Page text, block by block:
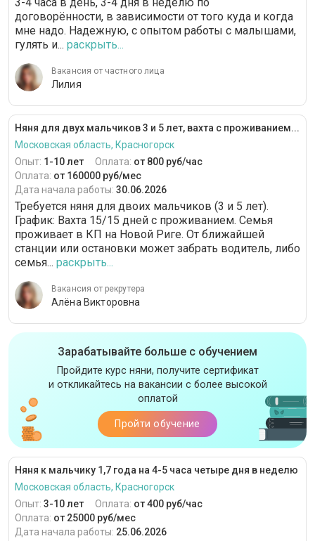
договорённости, в зависимости от того куда и когда
мне надо. Надежную, с опытом работы с малышами,
гулять и... раскрыть...
Вакансия от частного лица
Лилия
Няня для двух мальчиков 3 и 5 лет, вахта с проживанием...
Московская область, Красногорск
Опыт: 1-10 лет Оплата: от 800 руб/час
Оплата: от 160000 руб/мес
Дата начала работы: 30.06.2026
Требуется няня для двоих мальчиков (3 и 5 лет).
График: Вахта 15/15 дней с проживанием. Семья
проживает в КП на Новой Риге. От ближайшей
станции или остановки может забрать водитель, либо
семья... раскрыть...
Вакансия от рекрутера
Алёна Викторовна
Зарабатывайте больше с обучением
Пройдите курс няни, получите сертификат
и откликайтесь на вакансии с более высокой
оплатой
Пройти обучение
Няня к мальчику 1,7 года на 4-5 часа четыре дня в неделю
Московская область, Красногорск
Опыт: 3-10 лет Оплата: от 400 руб/час
Оплата: от 25000 руб/мес
Дата начала работы: 25.06.2026